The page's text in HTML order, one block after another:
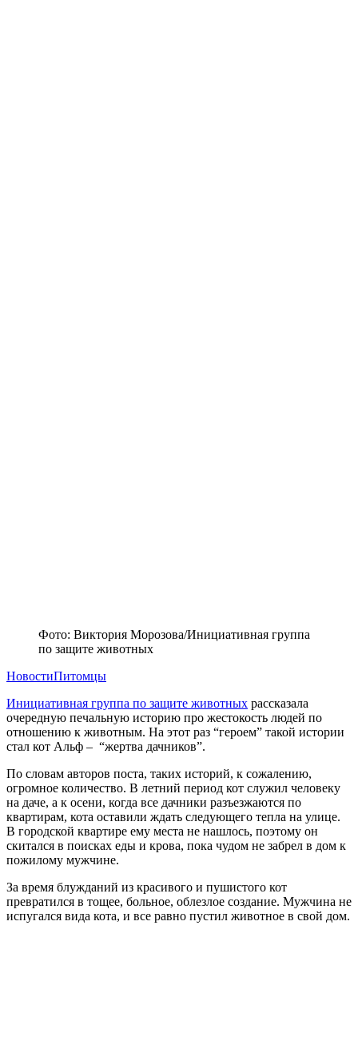
Фото: Виктория Морозова/Инициативная группа
по защите животных
НовостиПитомцы
Инициативная группа по защите животных рассказала
очередную печальную историю про жестокость людей по
отношению к животным. На этот раз “героем” такой истории
стал кот Альф – “жертва дачников”.
По словам авторов поста, таких историй, к сожалению,
огромное количество. В летний период кот служил человеку
на даче, а к осени, когда все дачники разъезжаются по
квартирам, кота оставили ждать следующего тепла на улице.
В городской квартире ему места не нашлось, поэтому он
скитался в поисках еды и крова, пока чудом не забрел в дом к
пожилому мужчине.
За время блужданий из красивого и пушистого кот
превратился в тощее, больное, облезлое создание. Мужчина не
испугался вида кота, и все равно пустил животное в свой дом.